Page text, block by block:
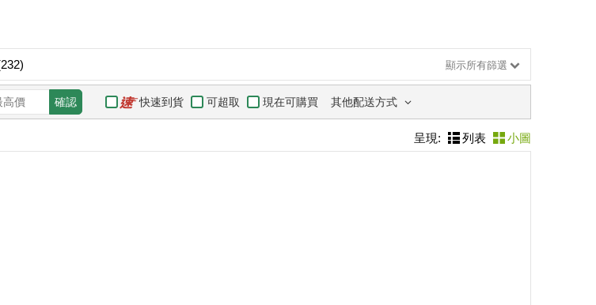
顯示所有篩選
確認 快速到貨 可超取 現在可購買 其他配送方式
呈現: 列表 小圖